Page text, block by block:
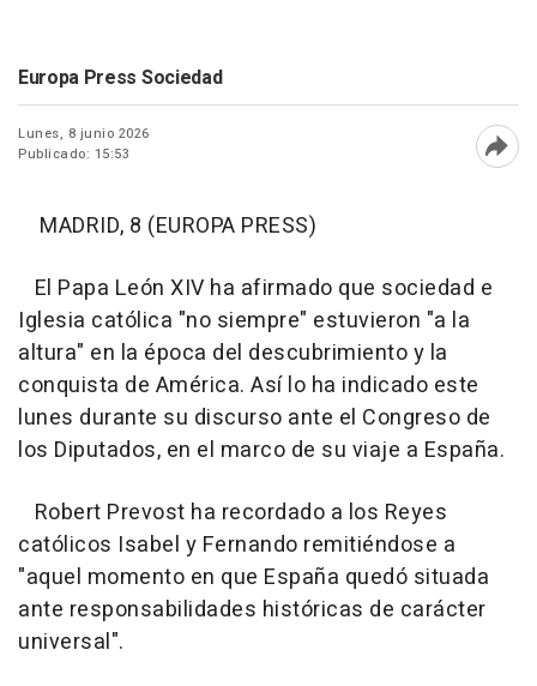
Europa Press Sociedad
Lunes, 8 junio 2026
Publicado: 15:53
MADRID, 8 (EUROPA PRESS)
El Papa León XIV ha afirmado que sociedad e
Iglesia católica "no siempre" estuvieron "a la
altura" en la época del descubrimiento y la
conquista de América. Así lo ha indicado este
lunes durante su discurso ante el Congreso de
los Diputados, en el marco de su viaje a España.
Robert Prevost ha recordado a los Reyes
católicos Isabel y Fernando remitiéndose a
"aquel momento en que España quedó situada
ante responsabilidades históricas de carácter
universal".